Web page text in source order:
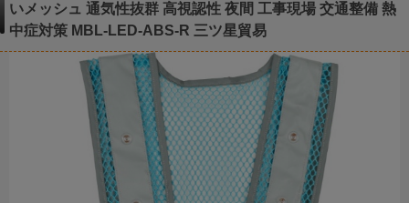
いメッシュ 通気性抜群 高視認性 夜間 工事現場 交通整備 熱
中症対策 MBL-LED-ABS-R 三ツ星貿易